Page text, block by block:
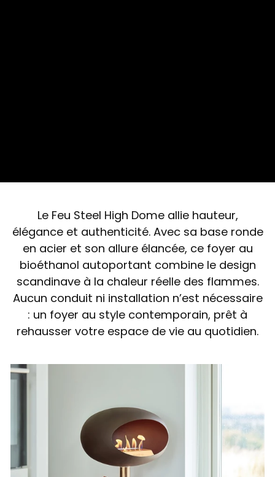
Le Feu Steel High Dome allie hauteur,
élégance et authenticité. Avec sa base ronde
en acier et son allure élancée, ce foyer au
bioéthanol autoportant combine le design
scandinave à la chaleur réelle des flammes.
Aucun conduit ni installation n’est nécessaire
: un foyer au style contemporain, prêt à
rehausser votre espace de vie au quotidien.